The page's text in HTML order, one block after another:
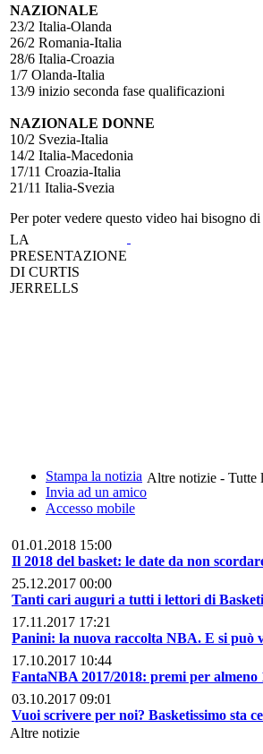
NAZIONALE
23/2 Italia-Olanda
26/2 Romania-Italia
28/6 Italia-Croazia
1/7 Olanda-Italia
13/9 inizio seconda fase qualificazioni
NAZIONALE DONNE
10/2 Svezia-Italia
14/2 Italia-Macedonia
17/11 Croazia-Italia
21/11 Italia-Svezia
Per poter vedere questo video hai bisogno
LA
PRESENTAZIONE
DI CURTIS
JERRELLS
Stampa la notizia
Invia ad un amico
Accesso mobile
Altre notizie - Tutte
01.01.2018 15:00
Il 2018 del basket: le date da non
25.12.2017 00:00
Tanti cari auguri a tutti i lettori di
17.11.2017 17:21
Panini: la nuova raccolta NBA. E si può
17.10.2017 10:44
FantaNBA 2017/2018: premi per almeno
03.10.2017 09:01
Vuoi scrivere per noi? Basketissimo sta
Altre notizie